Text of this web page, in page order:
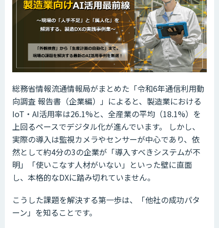
総務省情報流通情報局がまとめた「令和6年通信利用動
向調査 報告書（企業編）」によると、製造業における
IoT・AI活用率は26.1%と、全産業の平均（18.1%）を
上回るペースでデジタル化が進んでいます。 しかし、
実際の導入は監視カメラやセンサーが中心であり、依
然として約4分の3の企業が「導入すべきシステムが不
明」「使いこなす人材がいない」といった壁に直面
し、本格的なDXに踏み切れていません。
こうした課題を解決する第一歩は、「他社の成功パタ
ーン」を知ることです。